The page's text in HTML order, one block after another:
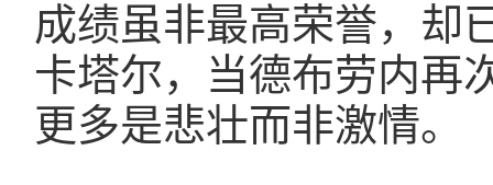
成绩虽非最高荣誉，却
卡塔尔，当德布劳内再
更多是悲壮而非激情。